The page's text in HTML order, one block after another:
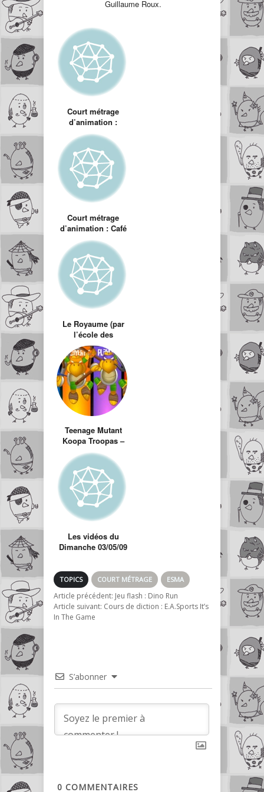
Guillaume Roux.
Court métrage
d’animation :
Hemlock
Court métrage
d’animation : Café
allongé
Le Royaume (par
l’école des
Gobelins)
Teenage Mutant
Koopa Troopas –
Mario dans
l’univers des
Tortues Ninja
Les vidéos du
Dimanche 03/05/09
TOPICS COURT MÉTRAGE ESMA
Article précédent: Jeu flash : Dino Run
Article suivant: Cours de diction : E.A.Sports It’s
In The Game
S’abonner
0 COMMENTAIRES